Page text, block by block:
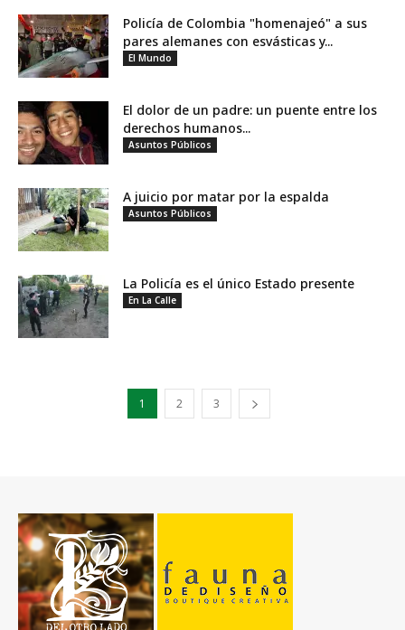
Policía de Colombia "homenajeó" a sus
pares alemanes con esvásticas y...
El Mundo
El dolor de un padre: un puente entre los
derechos humanos...
Asuntos Públicos
A juicio por matar por la espalda
Asuntos Públicos
La Policía es el único Estado presente
En La Calle
1 2 3